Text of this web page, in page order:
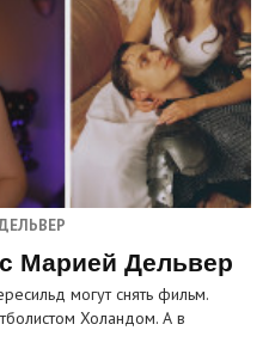
Марией Дельвер
могут снять фильм.
Холандом. А в